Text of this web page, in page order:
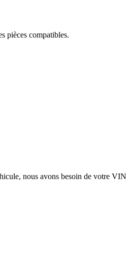
pièces compatibles.
nous avons besoin de votre VIN